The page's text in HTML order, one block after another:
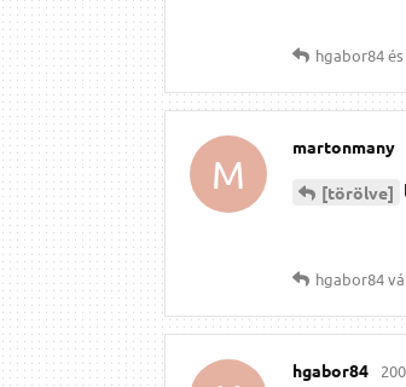
hgabor84és
M
martonmany
[törölve]
hgabor84
hgabor84